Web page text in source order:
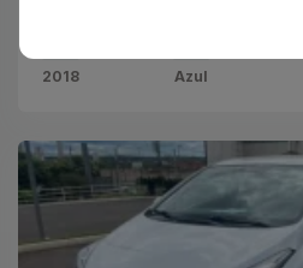
2018 Azul